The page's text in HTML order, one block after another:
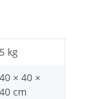
5 kg
40 × 40 ×
40 cm